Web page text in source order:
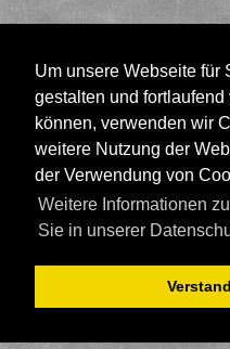
Um unsere Webseite für
gestalten und fortlaufend
können, verwenden wir
weitere Nutzung der
der Verwendung von
Weitere Informationen
Sie in unserer